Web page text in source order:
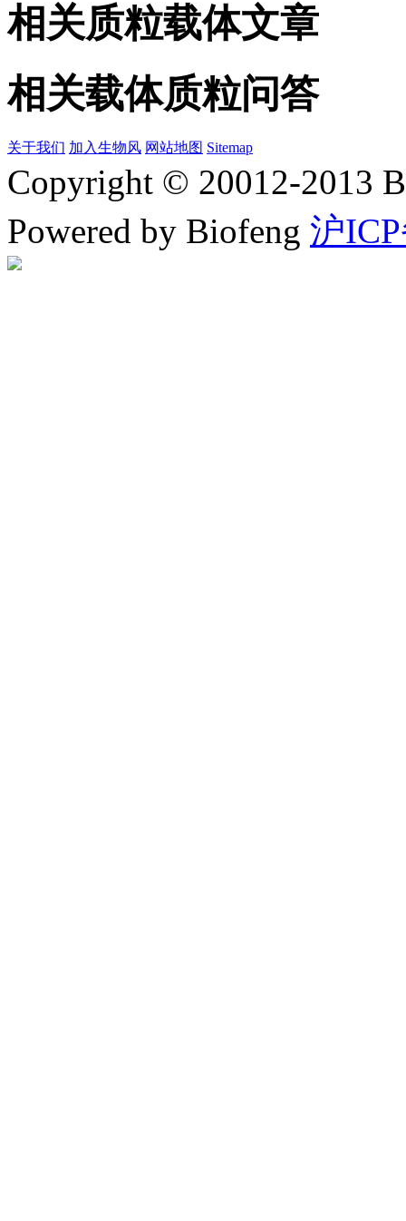
相关质粒载体文章
相关载体质粒问答
关于我们 加入生物风 网站地图 Sitemap
Copyright © 20012-2013
Powered by Biofeng 沪